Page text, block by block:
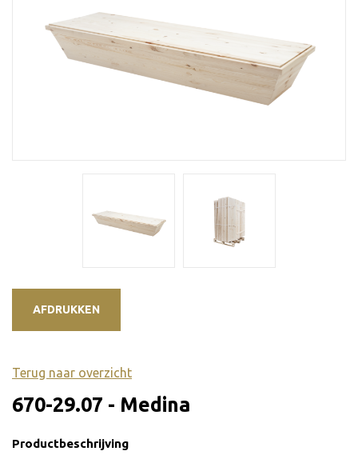
AFDRUKKEN
Terug naar overzicht
670-29.07 - Medina
Productbeschrijving